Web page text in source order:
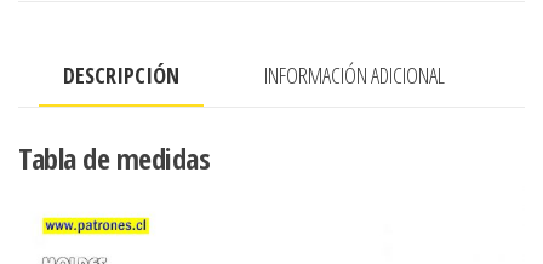
(ALTA
cantidad
DESCRIPCIÓN INFORMACIÓN ADICIONAL
Tabla de medidas